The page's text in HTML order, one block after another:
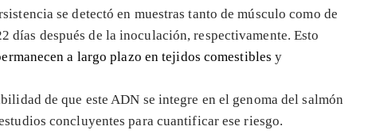
se detectó en muestras tanto de músculo como de
días después de la inoculación, respectivamente. Esto
a largo plazo en tejidos comestibles y
de que este ADN se integre en el genoma del salmón
concluyentes para cuantificar ese riesgo.